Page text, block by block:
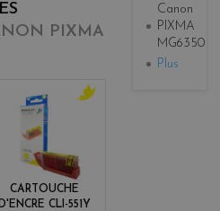
PIXMA
CARTOUCHE
D'ENCRE CLI-551Y
l
o
w
Canon
PIXMA
MG6350
Plus